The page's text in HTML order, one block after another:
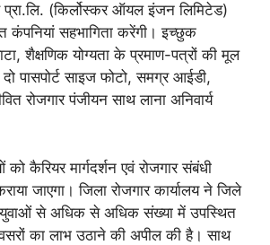
प्रा.लि. (किर्लोस्कर ऑयल इंजन लिमिटेड)
कंपनियां सहभागिता करेंगी। इच्छुक
शैक्षणिक योग्यता के प्रमाण-पत्रों की मूल
दो पासपोर्ट साइज फोटो, समग्र आईडी,
रोजगार पंजीयन साथ लाना अनिवार्य
कैरियर मार्गदर्शन एवं रोजगार संबंधी
जाएगा। जिला रोजगार कार्यालय ने जिले
से अधिक से अधिक संख्या में उपस्थित
का लाभ उठाने की अपील की है। साथ